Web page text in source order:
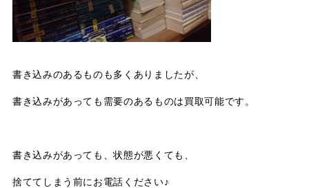
書き込みのあるものも多くありましたが、
書き込みがあっても需要のあるものは買取可能です。
書き込みがあっても、状態が悪くても、
捨ててしまう前にお電話ください♪